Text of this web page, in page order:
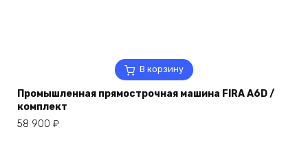
В корзину
Промышленная прямострочная машина FIRA A6D /
комплект
58 900 ₽